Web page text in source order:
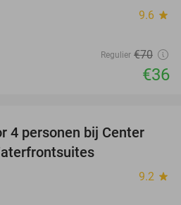
9.6 star
Regulier €70
€36
4 personen bij Center
9.2 star